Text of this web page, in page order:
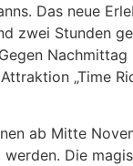
Das neue
zwei Stunden
Nachmittag
„Time
ab Mitte
Die